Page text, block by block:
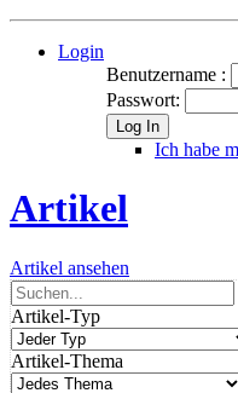
Login
Benutzername :
Passwort:
Log In
Ich habe
Artikel
Artikel ansehen
Artikel-Typ
Artikel-Thema